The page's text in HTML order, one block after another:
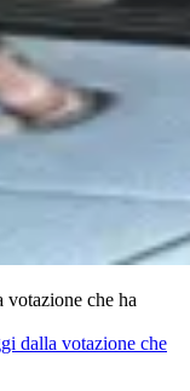
votazione che ha
dalla votazione che